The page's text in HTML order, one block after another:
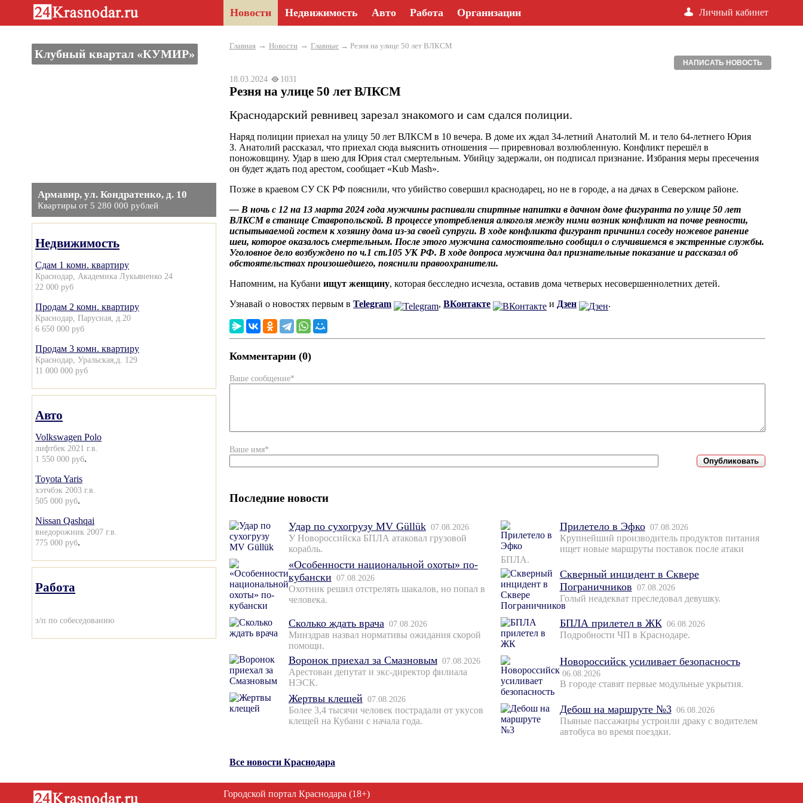
Новости Недвижимость Авто Работа Организации Личный кабинет
Клубный квартал «КУМИР»
Армавир, ул. Кондратенко, д. 10
Квартиры от 5 280 000 рублей
Недвижимость
Сдам 1 комн. квартиру
Краснодар, Академика Лукьяненко 24
22 000 руб
Продам 2 комн. квартиру
Краснодар, Парусная, д.20
6 650 000 руб
Продам 3 комн. квартиру
Краснодар, Уральская,д. 129
11 000 000 руб
Авто
Volkswagen Polo
лифтбек 2021 г.в.
1 550 000 руб.
Toyota Yaris
хэтчбэк 2003 г.в.
505 000 руб.
Nissan Qashqai
внедорожник 2007 г.в.
775 000 руб.
Работа
з/п по собеседованию
Главная → Новости → Главные → Резня на улице 50 лет ВЛКСМ
НАПИСАТЬ НОВОСТЬ
18.03.2024 1031
Резня на улице 50 лет ВЛКСМ
Краснодарский ревнивец зарезал знакомого и сам сдался полиции.
Наряд полиции приехал на улицу 50 лет ВЛКСМ в 10 вечера. В доме их ждал 34-летний Анатолий М. и тело 64-летнего Юрия
З. Анатолий рассказал, что приехал сюда выяснить отношения — приревновал возлюбленную. Конфликт перешёл в
поножовщину. Удар в шею для Юрия стал смертельным. Убийцу задержали, он подписал признание. Избрания меры пресечения
он будет ждать под арестом, сообщает «Kub Mash».
Позже в краевом СУ СК РФ пояснили, что убийство совершил краснодарец, но не в городе, а на дачах в Северском районе.
— В ночь с 12 на 13 марта 2024 года мужчины распивали спиртные напитки в дачном доме фигуранта по улице 50 лет
ВЛКСМ в станице Ставропольской. В процессе употребления алкоголя между ними возник конфликт на почве ревности,
испытываемой гостем к хозяину дома из-за своей супруги. В ходе конфликта фигурант причинил соседу ножевое ранение
шеи, которое оказалось смертельным. После этого мужчина самостоятельно сообщил о случившемся в экстренные службы.
Уголовное дело возбуждено по ч.1 ст.105 УК РФ. В ходе допроса мужчина дал признательные показание и рассказал об
обстоятельствах произошедшего, пояснили правоохранители.
Напомним, на Кубани ищут женщину, которая бесследно исчезла, оставив дома четверых несовершеннолетних детей.
Узнавай о новостях первым в Telegram , ВКонтакте и Дзен .
Комментарии (0)
Ваше сообщение*
Ваше имя*
Последние новости
Удар по сухогрузу MV Güllük 07.08.2026
У Новороссийска БПЛА атаковал грузовой
корабль.
«Особенности национальной охоты» по-
кубански 07.08.2026
Охотник решил отстрелять шакалов, но попал в
человека.
Сколько ждать врача 07.08.2026
Минздрав назвал нормативы ожидания скорой
помощи.
Воронок приехал за Смазновым 07.08.2026
Арестован депутат и экс-директор филиала
НЭСК.
Жертвы клещей 07.08.2026
Более 3,4 тысячи человек пострадали от укусов
клещей на Кубани с начала года.
Прилетело в Эфко 07.08.2026
Крупнейший производитель продуктов питания
ищет новые маршруты поставок после атаки
БПЛА.
Скверный инцидент в Сквере
Пограничников 07.08.2026
Голый неадекват преследовал девушку.
БПЛА прилетел в ЖК 06.08.2026
Подробности ЧП в Краснодаре.
Новороссийск усиливает безопасность
06.08.2026
В городе ставят первые модульные укрытия.
Дебош на маршруте №3 06.08.2026
Пьяные пассажиры устроили драку с водителем
автобуса во время поездки.
Все новости Краснодара
Городской портал Краснодара (18+)